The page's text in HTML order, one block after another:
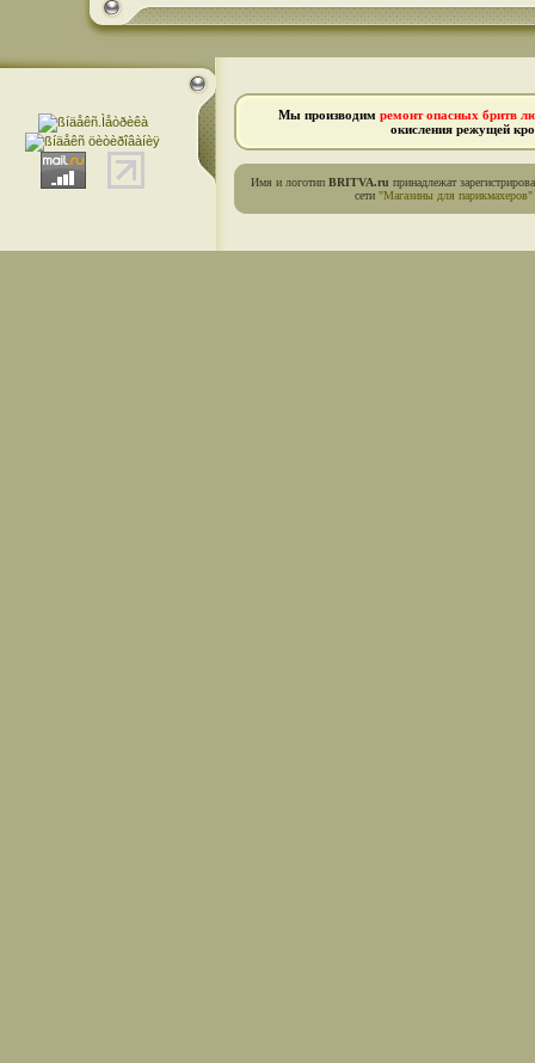
Мы производим ремонт опасных бритв
окисления режущей
Имя и логотип BRITVA.ru принадлежат
сети "Магазины для парикмахеров"